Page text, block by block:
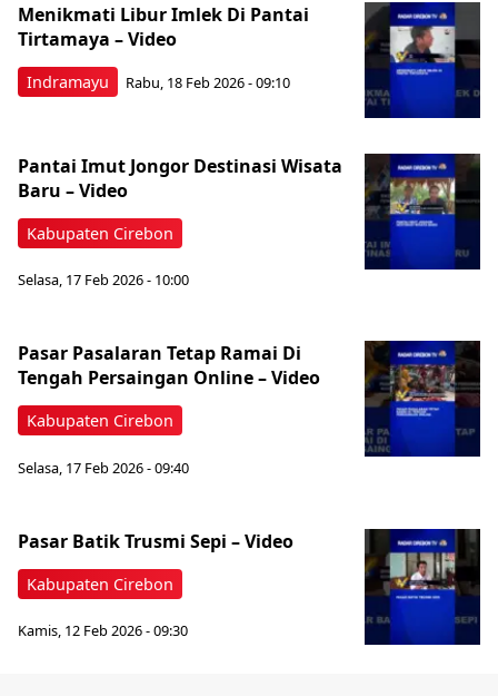
Indramayu
Menikmati Libur Imlek Di Pantai
Tirtamaya – Video
Rabu, 18 Feb 2026 - 09:10
Kabupaten Cirebon
Pantai Imut Jongor Destinasi Wisata
Baru – Video
Selasa, 17 Feb 2026 - 10:00
Kabupaten Cirebon
Pasar Pasalaran Tetap Ramai Di
Tengah Persaingan Online – Video
Selasa, 17 Feb 2026 - 09:40
Kabupaten Cirebon
Pasar Batik Trusmi Sepi – Video
Kamis, 12 Feb 2026 - 09:30